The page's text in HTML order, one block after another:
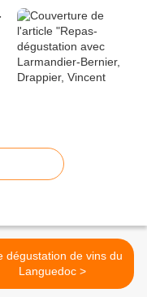
dégustation de vins du
Languedoc >